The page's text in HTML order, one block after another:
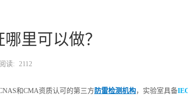
里可以做？
阅读: 2112
和CMA资质认可的第三方防雷检测机构，实验室具备